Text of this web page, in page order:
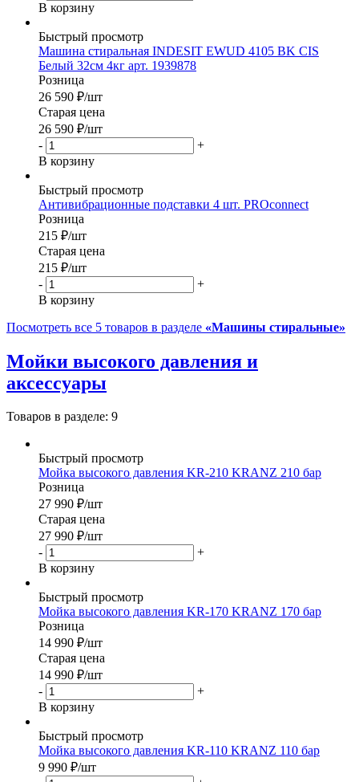
В корзину
Быстрый просмотр
Машина стиральная INDESIT EWUD 4105 BK CIS
Белый 32см 4кг арт. 1939878
Розница
26 590 ₽/шт
Старая цена
26 590 ₽/шт
-
+
В корзину
Быстрый просмотр
Антивибрационные подставки 4 шт. PROconnect
Розница
215 ₽/шт
Старая цена
215 ₽/шт
-
+
В корзину
Посмотреть все 5 товаров в разделе «Машины стиральные»
Мойки высокого давления и
аксессуары
Товаров в разделе: 9
Быстрый просмотр
Мойка высокого давления KR-210 KRANZ 210 бар
Розница
27 990 ₽/шт
Старая цена
27 990 ₽/шт
-
+
В корзину
Быстрый просмотр
Мойка высокого давления KR-170 KRANZ 170 бар
Розница
14 990 ₽/шт
Старая цена
14 990 ₽/шт
-
+
В корзину
Быстрый просмотр
Мойка высокого давления KR-110 KRANZ 110 бар
9 990 ₽/шт